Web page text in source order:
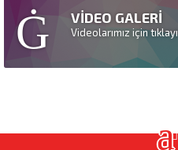
VİDEO GALERİ
Videolarımız için